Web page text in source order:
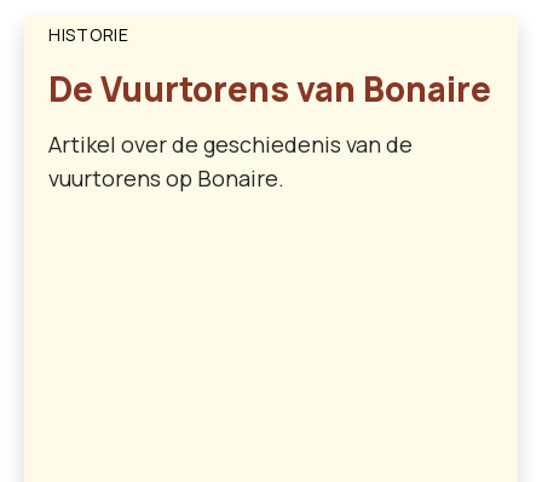
HISTORIE
De Vuurtorens van Bonaire
Artikel over de geschiedenis van de
vuurtorens op Bonaire.